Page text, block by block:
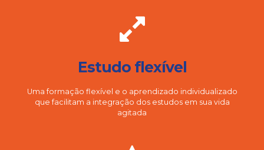
Estudo flexível
Uma formação flexível e o aprendizado individualizado
que facilitam a integração dos estudos em sua vida
agitada